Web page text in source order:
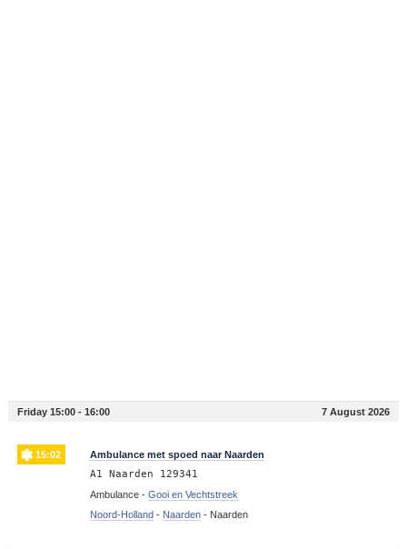
Friday 15:00 - 16:00 7 August 2026
15:02 Ambulance met spoed naar Naarden
A1 Naarden 129341
Ambulance - Gooi en Vechtstreek
Noord-Holland- Naarden- Naarden